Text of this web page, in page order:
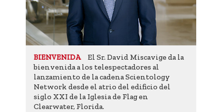
BIENVENIDA
El Sr. David Miscavige da la
bienvenida a los telespectadores al
lanzamiento de la cadena Scientology
Network desde el atrio del edificio del
siglo XXI de la Iglesia de Flag en
Clearwater, Florida.